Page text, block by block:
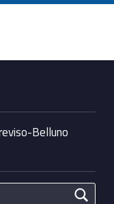
del Veneto
Belluno